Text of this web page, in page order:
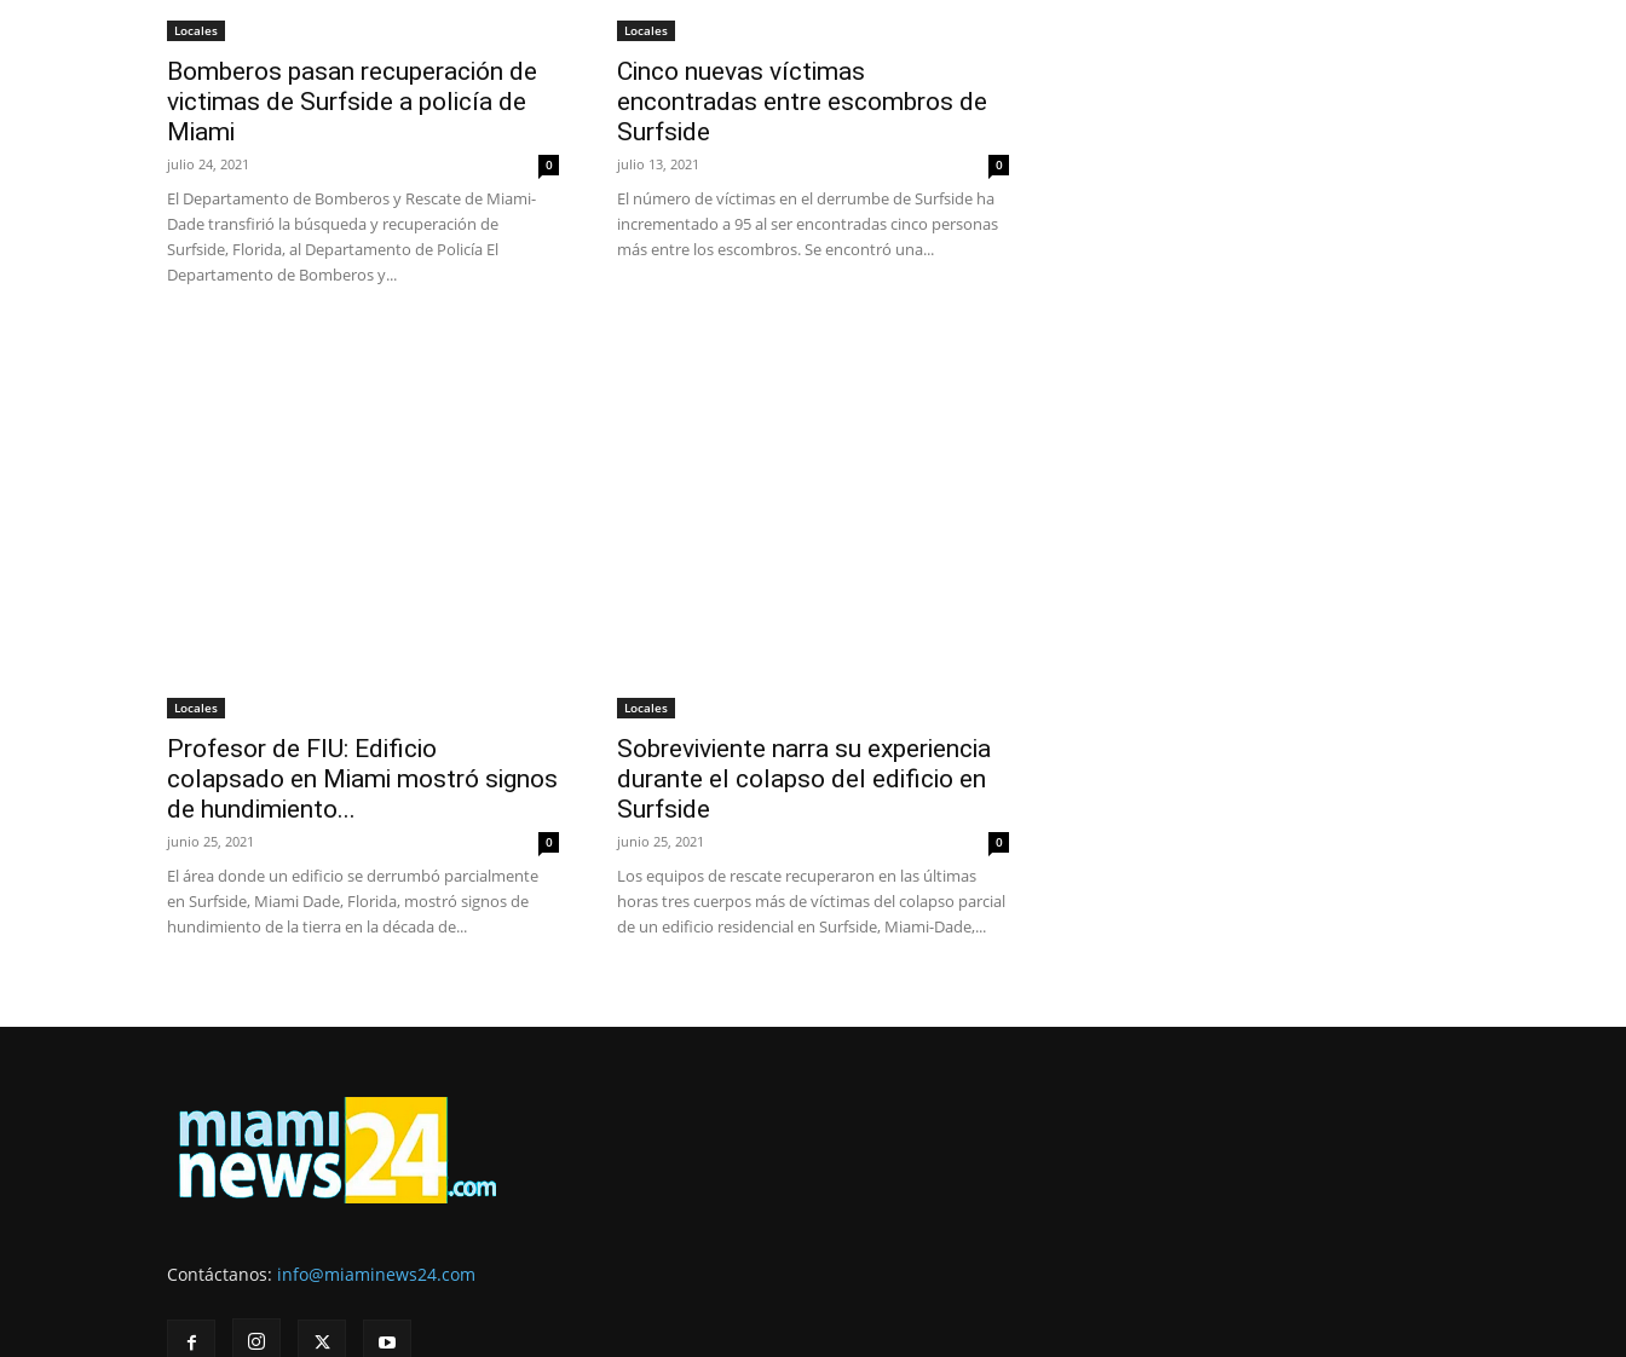
Locales
Bomberos pasan recuperación de
victimas de Surfside a policía de
Miami
julio 24, 2021 0
El Departamento de Bomberos y Rescate de Miami-
Dade transfirió la búsqueda y recuperación de
Surfside, Florida, al Departamento de Policía El
Departamento de Bomberos y...
Locales
Cinco nuevas víctimas
encontradas entre escombros de
Surfside
julio 13, 2021 0
El número de víctimas en el derrumbe de Surfside ha
incrementado a 95 al ser encontradas cinco personas
más entre los escombros. Se encontró una...
Locales
Profesor de FIU: Edificio
colapsado en Miami mostró signos
de hundimiento...
junio 25, 2021 0
El área donde un edificio se derrumbó parcialmente
en Surfside, Miami Dade, Florida, mostró signos de
hundimiento de la tierra en la década de...
Locales
Sobreviviente narra su experiencia
durante el colapso del edificio en
Surfside
junio 25, 2021 0
Los equipos de rescate recuperaron en las últimas
horas tres cuerpos más de víctimas del colapso parcial
de un edificio residencial en Surfside, Miami-Dade,...
Contáctanos: info@miaminews24.com